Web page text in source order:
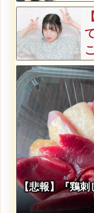
w
【悲報】『鶏刺